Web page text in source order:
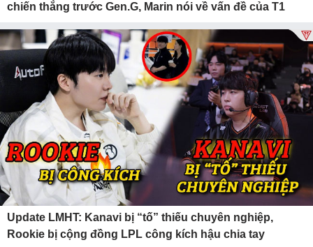
chiến thắng trước Gen.G, Marin nói về vấn đề của T1
Update LMHT: Kanavi bị “tố” thiếu chuyên nghiệp,
Rookie bị cộng đồng LPL công kích hậu chia tay